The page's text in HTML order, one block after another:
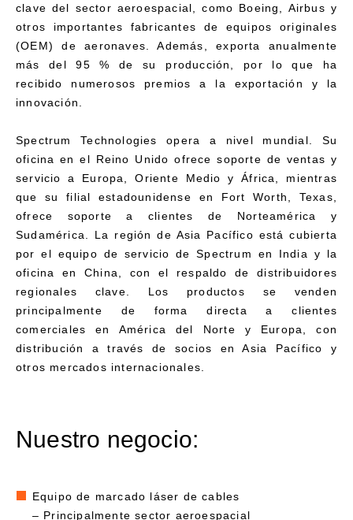
clave del sector aeroespacial, como Boeing, Airbus y
otros importantes fabricantes de equipos originales
(OEM) de aeronaves. Además, exporta anualmente
más del 95 % de su producción, por lo que ha
recibido numerosos premios a la exportación y la
innovación.
Spectrum Technologies opera a nivel mundial. Su
oficina en el Reino Unido ofrece soporte de ventas y
servicio a Europa, Oriente Medio y África, mientras
que su filial estadounidense en Fort Worth, Texas,
ofrece soporte a clientes de Norteamérica y
Sudamérica. La región de Asia Pacífico está cubierta
por el equipo de servicio de Spectrum en India y la
oficina en China, con el respaldo de distribuidores
regionales clave. Los productos se venden
principalmente de forma directa a clientes
comerciales en América del Norte y Europa, con
distribución a través de socios en Asia Pacífico y
otros mercados internacionales.
Nuestro negocio:
Equipo de marcado láser de cables
– Principalmente sector aeroespacial